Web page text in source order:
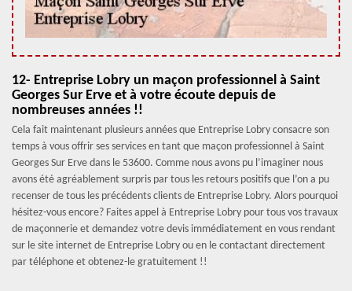
12- Entreprise Lobry un maçon professionnel à Saint
Georges Sur Erve et à votre écoute depuis de
nombreuses années !!
Cela fait maintenant plusieurs années que Entreprise Lobry consacre son
temps à vous offrir ses services en tant que maçon professionnel à Saint
Georges Sur Erve dans le 53600. Comme nous avons pu l’imaginer nous
avons été agréablement surpris par tous les retours positifs que l’on a pu
recenser de tous les précédents clients de Entreprise Lobry. Alors pourquoi
hésitez-vous encore? Faites appel à Entreprise Lobry pour tous vos travaux
de maçonnerie et demandez votre devis immédiatement en vous rendant
sur le site internet de Entreprise Lobry ou en le contactant directement
par téléphone et obtenez-le gratuitement !!